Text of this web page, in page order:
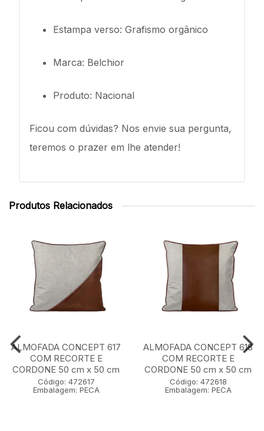
Estampa verso: Grafismo orgânico
Marca: Belchior
Produto: Nacional
Ficou com dúvidas? Nos envie sua pergunta,
teremos o prazer em lhe atender!
Produtos Relacionados
ALMOFADA CONCEPT 617
COM RECORTE E
CORDONE 50 cm x 50 cm
Código: 472617
Embalagem: PECA
ALMOFADA CONCEPT 618
COM RECORTE E
CORDONE 50 cm x 50 cm
Código: 472618
Embalagem: PECA